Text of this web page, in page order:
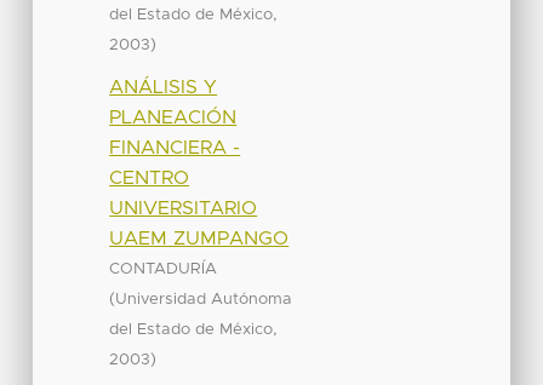
del Estado de México,
2003)
ANÁLISIS Y
PLANEACIÓN
FINANCIERA -
CENTRO
UNIVERSITARIO
UAEM ZUMPANGO
CONTADURÍA
(Universidad Autónoma
del Estado de México,
2003)